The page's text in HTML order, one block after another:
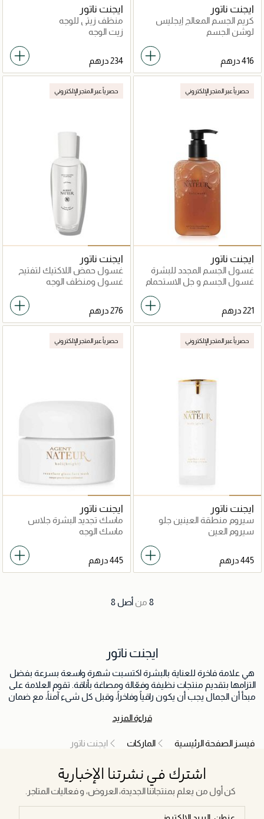
ايجنت ناتور
كريم الجسم المعالج إيجليس
لوشن الجسم
ايجنت ناتور
منظف زيتي للوجه
زيت الوجه
حصرياً عبر المتجر الإلكتروني
ايجنت ناتور
غسول الجسم المجدد للبشرة
إيجليس
غسول الجسم و جل الاستحمام
حصرياً عبر المتجر الإلكتروني
ايجنت ناتور
غسول حمض اللاكتيك لتفتيح
البشرة
غسول ومنظف الوجه
حصرياً عبر المتجر الإلكتروني
ايجنت ناتور
سيروم منطقة العينين جلو
إيجليس
سيروم العين
حصرياً عبر المتجر الإلكتروني
ايجنت ناتور
ماسك تجديد البشرة جلاس
فيس
ماسك الوجه
8 من أصل 8
ايجنت ناتور
هي علامة فاخرة للعناية بالبشرة اكتسبت شهرة واسعة بسرعة بفضل
التزامها بتقديم منتجات نظيفة وفعّالة ومصاغة بأناقة. تقوم العلامة على
مبدأ أن الجمال يجب أن يكون راقياً وفاخراً، وقبل كل شيء آمناً، مع ضمان
قراءة المزيد
فيسز الصفحة الرئيسية الماركات ايجنت ناتور
اشترك في نشرتنا الإخبارية
كن أول من يعلم بمنتجاتنا الجديدة، العروض، و فعاليات المتاجر.